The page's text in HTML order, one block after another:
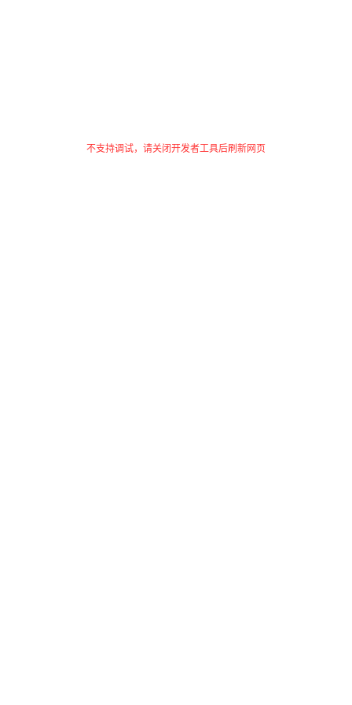
不支持调试，请关闭开发者工具后刷新网页